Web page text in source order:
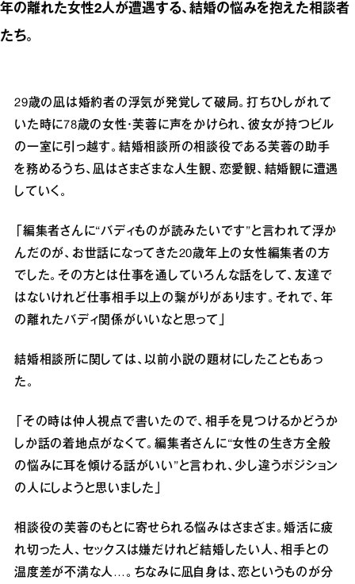
年の離れた女性2人が遭遇する、結婚の悩みを抱えた相談者
たち。
29歳の凪は婚約者の浮気が発覚して破局。打ちひしがれて
いた時に78歳の女性・芙蓉に声をかけられ、彼女が持つビル
の一室に引っ越す。結婚相談所の相談役である芙蓉の助手
を務めるうち、凪はさまざまな人生観、恋愛観、結婚観に遭遇
していく。
「編集者さんに“バディものが読みたいです”と言われて浮か
んだのが、お世話になってきた20歳年上の女性編集者の方
でした。その方とは仕事を通していろんな話をして、友達で
はないけれど仕事相手以上の繋がりがあります。それで、年
の離れたバディ関係がいいなと思って」
結婚相談所に関しては、以前小説の題材にしたこともあっ
た。
「その時は仲人視点で書いたので、相手を見つけるかどうか
しか話の着地点がなくて。編集者さんに“女性の生き方全般
の悩みに耳を傾ける話がいい”と言われ、少し違うポジション
の人にしようと思いました」
相談役の芙蓉のもとに寄せられる悩みはさまざま。婚活に疲
れ切った人、セックスは嫌だけれど結婚したい人、相手との
温度差が不満な人…。ちなみに凪自身は、恋というものが分